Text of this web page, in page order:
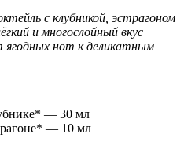
с клубникой, эстрагоном
и многослойный вкус
ягодных нот к деликатным
— 30 мл
— 10 мл